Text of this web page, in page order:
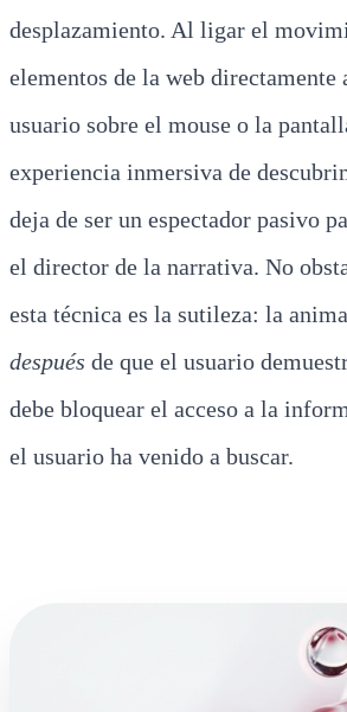
desplazamiento. Al ligar el
elementos de la web directamente
usuario sobre el mouse o la
experiencia inmersiva de
deja de ser un espectador pasivo
el director de la narrativa. No
esta técnica es la sutileza: la
después de que el usuario
debe bloquear el acceso a la
el usuario ha venido a buscar.